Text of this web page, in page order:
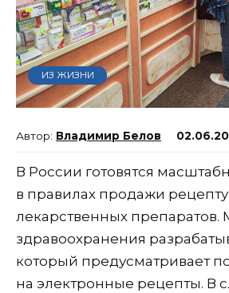
ИЗ ЖИЗНИ
Владимир Белов
В России готовятся
в правилах продажи
лекарственных препаратов.
здравоохранения
который предусматривает
на электронные рецепты. В